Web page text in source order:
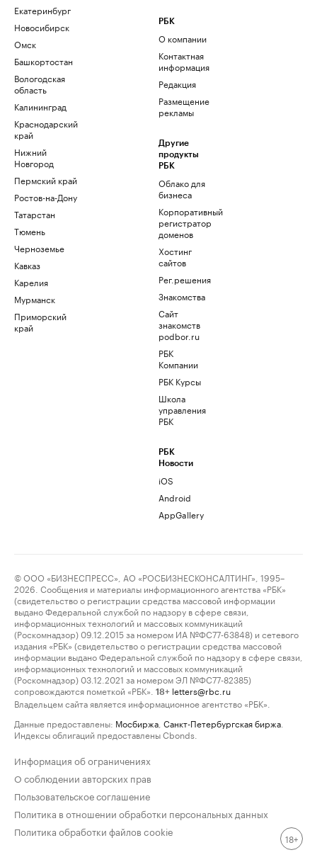
Екатеринбург
Новосибирск
Омск
Башкортостан
Вологодская
область
Калининград
Краснодарский
край
Нижний
Новгород
Пермский край
Ростов-на-Дону
Татарстан
Тюмень
Черноземье
Кавказ
Карелия
Мурманск
Приморский
край
РБК
О компании
Контактная
информация
Редакция
Размещение
рекламы
Другие
продукты
РБК
Облако для
бизнеса
Корпоративный
регистратор
доменов
Хостинг
сайтов
Рег.решения
Знакомства
Сайт
знакомств
podbor.ru
РБК
Компании
РБК Курсы
Школа
управления
РБК
РБК
Новости
iOS
Android
AppGallery
© ООО «БИЗНЕСПРЕСС», АО «РОСБИЗНЕСКОНСАЛТИНГ», 1995–
2026. Сообщения и материалы информационного агентства «РБК»
(свидетельство о регистрации средства массовой информации
выдано Федеральной службой по надзору в сфере связи,
информационных технологий и массовых коммуникаций
(Роскомнадзор) 09.12.2015 за номером ИА №ФС77-63848) и сетевого
издания «РБК» (свидетельство о регистрации средства массовой
информации выдано Федеральной службой по надзору в сфере связи,
информационных технологий и массовых коммуникаций
(Роскомнадзор) 03.12.2021 за номером ЭЛ №ФС77-82385)
сопровождаются пометкой «РБК».
18+ letters@rbc.ru
Владельцем сайта является информационное агентство «РБК».
Данные предоставлены: Мосбиржа Санкт-Петербургская биржа
Индексы облигаций предоставлены Cbonds.
Информация об ограничениях
О соблюдении авторских прав
Пользовательское соглашение
Политика в отношении обработки персональных данных
Политика обработки файлов cookie
18+